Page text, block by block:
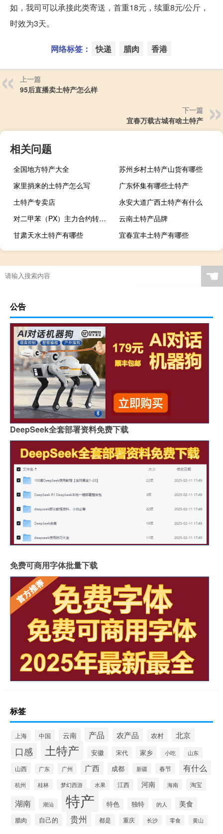
如，我司可以承接此类寄送，首重18元，续重8元/公斤，
时效为3天。
网络标签： 快递 腊肉 香港
上一篇
95后直播卖土特产怎么样
下一篇
宜春万载古城有啥土特产
相关问题
全国地方特产大全
苏州乡村土特产山货有哪些
家里捎来的土特产怎么写
广东怀集有哪些土特产
土特产专卖店
永安大道广西土特产有什么
对二甲苯（PX）主力合约转跌最低报9544元/吨此前一度涨超5%
云南土特产品牌
甘肃天水土特产有哪些
宜春宜丰土特产有哪些
☚
公告
DeepSeek全套部署资料免费下载
免费可商用字体批量下载
标签
上海 中国 云南 产品 农产品 农村 北京
口感 土特产 安徽 宋代 家乡 小吃 山东
山西 广东 广州 广西 成都 新疆 春节 有什么
杭州 桂林 梦幻西游 水果 江西 河南 海南 淘宝
湖南 潮汕 特产 特色 独特 的人 美食
腊肉 自己的 贵州 都是 重庆 长沙 零食 黄山